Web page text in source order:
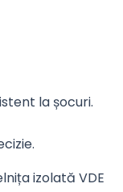
la șocuri.
izolată VDE